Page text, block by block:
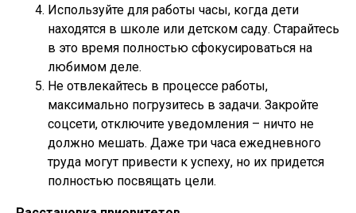
Используйте для работы часы, когда дети
находятся в школе или детском саду. Старайтесь
в это время полностью сфокусироваться на
любимом деле.
Не отвлекайтесь в процессе работы,
максимально погрузитесь в задачи. Закройте
соцсети, отключите уведомления – ничто не
должно мешать. Даже три часа ежедневного
труда могут привести к успеху, но их придется
полностью посвящать цели.